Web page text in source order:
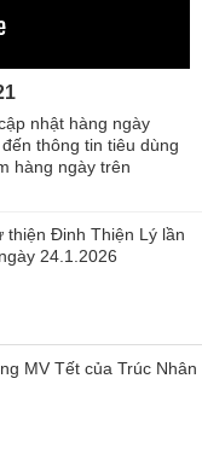
nhật hàng ngày
thông tin tiêu dùng
hàng ngày trên
Đinh Thiện Lý lần
24.1.2026
MV Tết của Trúc Nhân